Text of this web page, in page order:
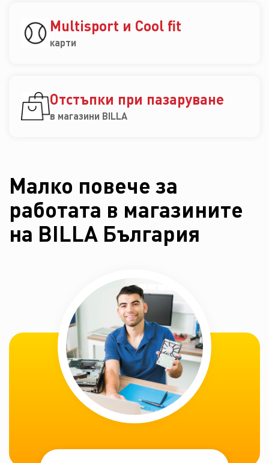
Multisport и Cool fit
карти
Отстъпки при пазаруване
в магазини BILLA
Малко повече за
работата в магазините
на BILLA България